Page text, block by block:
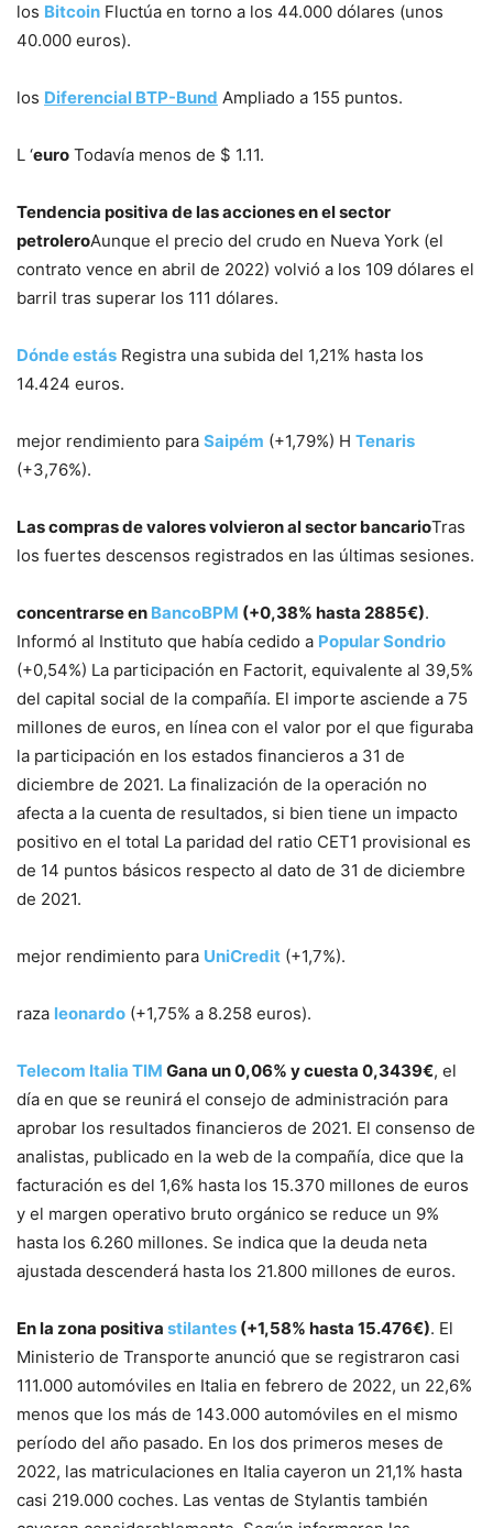
los Bitcoin Fluctúa en torno a los 44.000 dólares (unos
40.000 euros).
los Diferencial BTP-Bund Ampliado a 155 puntos.
L ‘euro Todavía menos de $ 1.11.
Tendencia positiva de las acciones en el sector
petroleroAunque el precio del crudo en Nueva York (el
contrato vence en abril de 2022) volvió a los 109 dólares el
barril tras superar los 111 dólares.
Dónde estás Registra una subida del 1,21% hasta los
14.424 euros.
mejor rendimiento para Saipém (+1,79%) H Tenaris
(+3,76%).
Las compras de valores volvieron al sector bancarioTras
los fuertes descensos registrados en las últimas sesiones.
concentrarse en BancoBPM (+0,38% hasta 2885€).
Informó al Instituto que había cedido a Popular Sondrio
(+0,54%) La participación en Factorit, equivalente al 39,5%
del capital social de la compañía. El importe asciende a 75
millones de euros, en línea con el valor por el que figuraba
la participación en los estados financieros a 31 de
diciembre de 2021. La finalización de la operación no
afecta a la cuenta de resultados, si bien tiene un impacto
positivo en el total La paridad del ratio CET1 provisional es
de 14 puntos básicos respecto al dato de 31 de diciembre
de 2021.
mejor rendimiento para UniCredit (+1,7%).
raza leonardo (+1,75% a 8.258 euros).
Telecom Italia TIM Gana un 0,06% y cuesta 0,3439€, el
día en que se reunirá el consejo de administración para
aprobar los resultados financieros de 2021. El consenso de
analistas, publicado en la web de la compañía, dice que la
facturación es del 1,6% hasta los 15.370 millones de euros
y el margen operativo bruto orgánico se reduce un 9%
hasta los 6.260 millones. Se indica que la deuda neta
ajustada descenderá hasta los 21.800 millones de euros.
En la zona positiva stilantes (+1,58% hasta 15.476€). El
Ministerio de Transporte anunció que se registraron casi
111.000 automóviles en Italia en febrero de 2022, un 22,6%
menos que los más de 143.000 automóviles en el mismo
período del año pasado. En los dos primeros meses de
2022, las matriculaciones en Italia cayeron un 21,1% hasta
casi 219.000 coches. Las ventas de Stylantis también